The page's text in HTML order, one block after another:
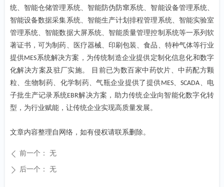
统、智能仓储管理系统、智能防伪防窜系统、智能设备管理系统、
智能设备数据采集系统、智能生产计划排程管理系统、智能实验室
管理系统、智能数据大屏系统、智能质量管理控制系统等一系列软
著证书，可为制药、医疗器械、印刷包装、食品、特种气体等行业
提供MES系统解决方案，为传统制造企业提供定制化信息化和数字
化解决方案及驻厂实施。 目前已为数百家中药饮片、中药配方颗
粒、生物制药、化学制药、气瓶企业提供了提供MES、SCADA、电
子批生产记录系统EBR解决方案，助力传统企业向智能化数字化转
型，为行业赋能，让传统企业实现高质量发展。
文章内容整理自网络，如有侵权请联系删除。
ꄴ 前一个： 无
ꄲ 后一个： 无